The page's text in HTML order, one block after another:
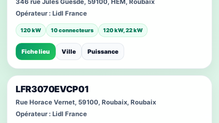
Opérateur : Lidl France
120 kW 10 connecteurs 120 kW, 22 kW
Fiche lieu Ville Puissance
LFR3070EVCP01
Rue Horace Vernet, 59100, Roubaix, Roubaix
Opérateur : Lidl France